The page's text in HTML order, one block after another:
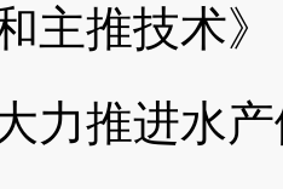
主推技术
力推进水